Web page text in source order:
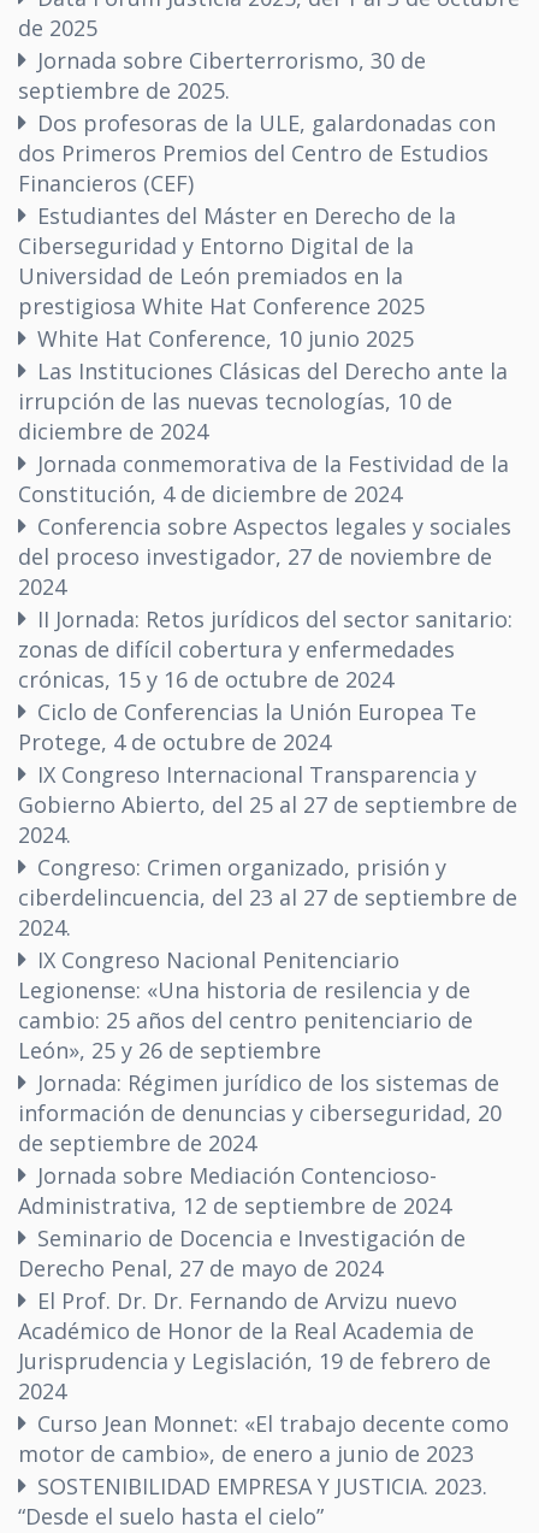
de 2025
Jornada sobre Ciberterrorismo, 30 de
septiembre de 2025.
Dos profesoras de la ULE, galardonadas con
dos Primeros Premios del Centro de Estudios
Financieros (CEF)
Estudiantes del Máster en Derecho de la
Ciberseguridad y Entorno Digital de la
Universidad de León premiados en la
prestigiosa White Hat Conference 2025
White Hat Conference, 10 junio 2025
Las Instituciones Clásicas del Derecho ante la
irrupción de las nuevas tecnologías, 10 de
diciembre de 2024
Jornada conmemorativa de la Festividad de la
Constitución, 4 de diciembre de 2024
Conferencia sobre Aspectos legales y sociales
del proceso investigador, 27 de noviembre de
2024
II Jornada: Retos jurídicos del sector sanitario:
zonas de difícil cobertura y enfermedades
crónicas, 15 y 16 de octubre de 2024
Ciclo de Conferencias la Unión Europea Te
Protege, 4 de octubre de 2024
IX Congreso Internacional Transparencia y
Gobierno Abierto, del 25 al 27 de septiembre de
2024.
Congreso: Crimen organizado, prisión y
ciberdelincuencia, del 23 al 27 de septiembre de
2024.
IX Congreso Nacional Penitenciario
Legionense: «Una historia de resilencia y de
cambio: 25 años del centro penitenciario de
León», 25 y 26 de septiembre
Jornada: Régimen jurídico de los sistemas de
información de denuncias y ciberseguridad, 20
de septiembre de 2024
Jornada sobre Mediación Contencioso-
Administrativa, 12 de septiembre de 2024
Seminario de Docencia e Investigación de
Derecho Penal, 27 de mayo de 2024
El Prof. Dr. Dr. Fernando de Arvizu nuevo
Académico de Honor de la Real Academia de
Jurisprudencia y Legislación, 19 de febrero de
2024
Curso Jean Monnet: «El trabajo decente como
motor de cambio», de enero a junio de 2023
SOSTENIBILIDAD EMPRESA Y JUSTICIA. 2023.
“Desde el suelo hasta el cielo”